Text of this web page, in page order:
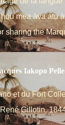
mea àva atu
sharing the
Iakopo
et du Fort
René Gillotin,